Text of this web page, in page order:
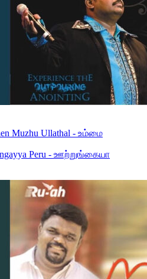
Muzhu Ullathal - உம்மை
Peru - ஊற்றுங்கையா